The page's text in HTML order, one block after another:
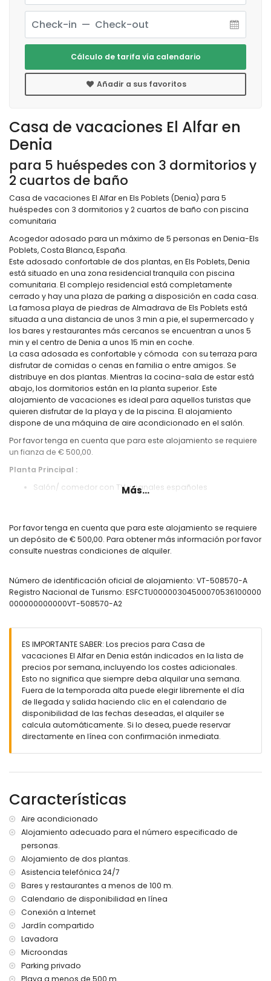
Casa de vacaciones El Alfar en
Denia
para 5 huéspedes con 3 dormitorios y
2 cuartos de baño
Casa de vacaciones El Alfar en Els Poblets (Denia) para 5
huéspedes con 3 dormitorios y 2 cuartos de baño con piscina
comunitaria
Acogedor adosado para un máximo de 5 personas en Denia-Els
Poblets, Costa Blanca, España.
Este adosado confortable de dos plantas, en Els Poblets, Denia
está situado en una zona residencial tranquila con piscina
comunitaria. El complejo residencial está completamente
cerrado y hay una plaza de parking a disposición en cada casa.
La famosa playa de piedras de Almadrava de Els Poblets está
situada a una distancia de unos 3 min a pie, el supermercado y
los bares y restaurantes más cercanos se encuentran a unos 5
min y el centro de Denia a unos 15 min en coche.
La casa adosada es confortable y cómoda con su terraza para
disfrutar de comidas o cenas en familia o entre amigos. Se
distribuye en dos plantas. Mientras la cocina-sala de estar está
abajo, los dormitorios están en la planta superior. Este
alojamiento de vacaciones es ideal para aquellos turistas que
quieren disfrutar de la playa y de la piscina. El alojamiento
dispone de una máquina de aire acondicionado en el salón.
Por favor tenga en cuenta que para este alojamiento se requiere
un fianza de € 500,00.
Planta Principal :
Salón/ comedor con TV y canales españoles
salón
Baño con ducha y WC
Salida a terraza cubierta privada
1era Planta :
Dormitorio con 2 camas individuales y ventilador de pie
Dormitorio con cama doble y ventilador de techo con
Dormitorio con 1 cama simple y ventilador de pie
Exterior :
Terraza privada cubierta con mesa comedor y 6 sillas
Piscina comunitaria
Jardín Comunitario
Plaza de parking no cubierta
Más info
playa más cercana: Almadrava (a menos de 200 metros
puerto más cercano: Denia (a menos de 10 kilómetros de la
casa)
aeropuerto más cercano: Valencia (a menos de 100
kilómetros de la casa)
segundo aeropuerto más cercano: Alicante ( > 100
kilómetros de la casa)
transporte público: autobús a menos de 1000 metros y tren
a menos de 5 kilómetros de la casa
no se admiten mascotas
Características y servicios incluidos en el precio del alquiler
de la casa
ropa de cama y toallas
asistencia telefónica para urgencias las 24 horas
Internet WIFI
Características y servicios con suplemento de precio
Más...
Por favor tenga en cuenta que para este alojamiento se requiere
un depósito de € 500,00. Para obtener más información por favor
consulte nuestras condiciones de alquiler.
Número de identificación oficial de alojamiento: VT-508570-A
Registro Nacional de Turismo: ESFCTU00000304500070536100000
000000000000VT-508570-A2
ES IMPORTANTE SABER: Los precios para Casa de
vacaciones El Alfar en Denia están indicados en la lista de
precios por semana, incluyendo los costes adicionales.
Esto no significa que siempre deba alquilar una semana.
Fuera de la temporada alta puede elegir libremente el día
de llegada y salida haciendo clic en el calendario de
disponibilidad de las fechas deseadas, el alquiler se
calcula automáticamente. Si lo desea, puede reservar
directamente en línea con confirmación inmediata.
Características
Aire acondicionado
Alojamiento adecuado para el número especificado de
personas.
Alojamiento de dos plantas.
Asistencia telefónica 24/7
Bares y restaurantes a menos de 100 m.
Calendario de disponibilidad en línea
Conexión a Internet
Jardín compartido
Lavadora
Microondas
Parking privado
Playa a menos de 500 m.
Cálculo de tarifa vía calendario
Añadir a sus favoritos